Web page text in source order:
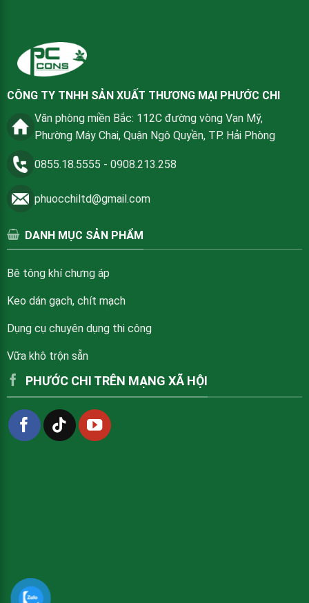
CÔNG TY TNHH SẢN XUẤT THƯƠNG MẠI PHƯỚC CHI
Văn phòng miền Bắc: 112C đường vòng Vạn Mỹ,
Phường Máy Chai, Quận Ngô Quyền, TP. Hải Phòng
0855.18.5555 - 0908.213.258
phuocchiltd@gmail.com
DANH MỤC SẢN PHẨM
Bê tông khí chưng áp
Keo dán gạch, chít mạch
Dụng cụ chuyên dụng thi công
Vữa khô trộn sẵn
PHƯỚC CHI TRÊN MẠNG XÃ HỘI